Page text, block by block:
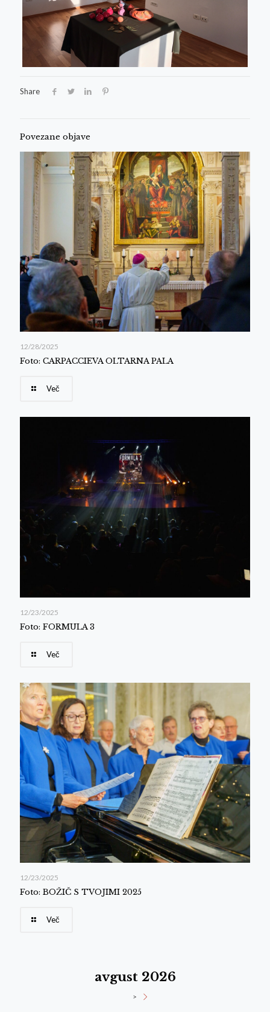
Share
Povezane objave
12/28/2025
Foto: CARPACCIEVA OLTARNA PALA
Več
12/23/2025
Foto: FORMULA 3
Več
12/23/2025
Foto: BOŽIČ S TVOJIMI 2025
Več
avgust 2026
>